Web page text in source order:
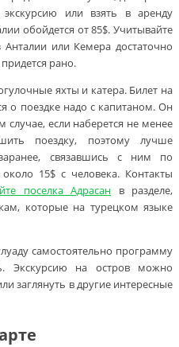
экскурсию или взять в аренду
обойдется от 85$. Учитывайте
или Кемера достаточно
рано.
яхты и катера. Билет на
о поездке надо с капитаном. Он
случае, если наберется не менее
поездку, поэтому лучше
связавшись с ним по
15$ с человека. Контакты
поселка Адрасан в разделе,
которые на турецком языке
самостоятельно программу
Экскурсию на остров можно
заглянуть в другие интересные